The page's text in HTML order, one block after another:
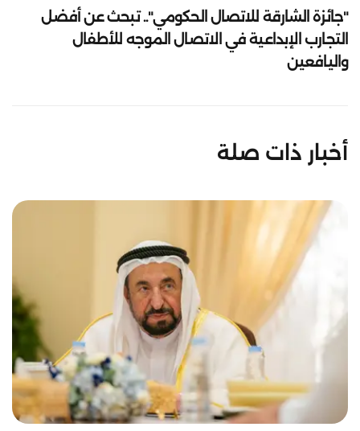
"جائزة الشارقة للاتصال الحكومي".. تبحث عن أفضل
التجارب الإبداعية في الاتصال الموجه للأطفال
واليافعين
أخبار ذات صلة